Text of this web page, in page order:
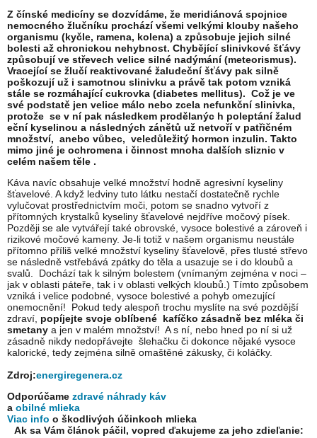
Z čínské medicíny se dozvídáme, že meridiánová spojnice
nemocného žlučníku prochází všemi velkými klouby našeho
organismu (kyčle, ramena, kolena) a způsobuje jejich silné
bolesti až chronickou nehybnost. Chybějící slinivkové šťávy
způsobují ve střevech velice silné nadýmání (meteorismus).
Vracející se žlučí reaktivované žaludeční šťávy pak silně
poškozují už i samotnou slinivku a právě tak potom vzniká
stále se rozmáhající cukrovka (diabetes mellitus). Což je ve
své podstatě jen velice málo nebo zcela nefunkční slinivka,
protože se v ní pak následkem prodělanýc h poleptání žalud
eční kyselinou a následných zánětů už netvoří v patřičném
množství, anebo vůbec, veledůležitý hormon inzulin. Takto
mimo jiné je ochromena i činnost mnoha dalších sliznic v
celém našem těle .
Káva navíc obsahuje velké množství hodně agresivní kyseliny
šťavelové. A když ledviny tuto látku nestačí dostatečně rychle
vylučovat prostřednictvím moči, potom se snadno vytvoří z
přítomných krystalků kyseliny šťavelové nejdříve močový písek.
Později se ale vytvářejí také obrovské, vysoce bolestivé a zároveň i
rizikové močové kameny. Je-li totiž v našem organismu neustále
přítomno příliš velké množství kyseliny šťavelově, přes tlusté střevo
se následně vstřebává zpátky do těla a usazuje se i do kloubů a
svalů. Dochází tak k silným bolestem (vnímaným zejména v noci –
jak v oblasti páteře, tak i v oblasti velkých kloubů.) Tímto způsobem
vzniká i velice podobné, vysoce bolestivé a pohyb omezující
onemocnění! Pokud tedy alespoň trochu myslíte na své pozdější
zdraví, popíjejte svoje oblíbené kafíčko zásadně bez mléka či
smetany a jen v malém množství! A s ní, nebo hned po ní si už
zásadně nikdy nedopřávejte šlehačku či dokonce nějaké vysoce
kalorické, tedy zejména silně omaštěné zákusky, či koláčky.
Zdroj:energiregenera.cz
Odporúčame zdravé náhrady káv
a obilné mlieka
Viac info o škodlivých účinkoch mlieka
Ak sa Vám článok páčil, vopred ďakujeme za jeho zdieľanie: